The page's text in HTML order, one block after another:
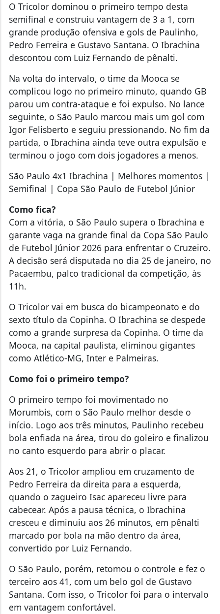
O Tricolor dominou o primeiro tempo desta
semifinal e construiu vantagem de 3 a 1, com
grande produção ofensiva e gols de Paulinho,
Pedro Ferreira e Gustavo Santana. O Ibrachina
descontou com Luiz Fernando de pênalti.
Na volta do intervalo, o time da Mooca se
complicou logo no primeiro minuto, quando GB
parou um contra-ataque e foi expulso. No lance
seguinte, o São Paulo marcou mais um gol com
Igor Felisberto e seguiu pressionando. No fim da
partida, o Ibrachina ainda teve outra expulsão e
terminou o jogo com dois jogadores a menos.
São Paulo 4x1 Ibrachina | Melhores momentos |
Semifinal | Copa São Paulo de Futebol Júnior
Como fica?
Com a vitória, o São Paulo supera o Ibrachina e
garante vaga na grande final da Copa São Paulo
de Futebol Júnior 2026 para enfrentar o Cruzeiro.
A decisão será disputada no dia 25 de janeiro, no
Pacaembu, palco tradicional da competição, às
11h.
O Tricolor vai em busca do bicampeonato e do
sexto título da Copinha. O Ibrachina se despede
como a grande surpresa da Copinha. O time da
Mooca, na capital paulista, eliminou gigantes
como Atlético-MG, Inter e Palmeiras.
Como foi o primeiro tempo?
O primeiro tempo foi movimentado no
Morumbis, com o São Paulo melhor desde o
início. Logo aos três minutos, Paulinho recebeu
bola enfiada na área, tirou do goleiro e finalizou
no canto esquerdo para abrir o placar.
Aos 21, o Tricolor ampliou em cruzamento de
Pedro Ferreira da direita para a esquerda,
quando o zagueiro Isac apareceu livre para
cabecear. Após a pausa técnica, o Ibrachina
cresceu e diminuiu aos 26 minutos, em pênalti
marcado por bola na mão dentro da área,
convertido por Luiz Fernando.
O São Paulo, porém, retomou o controle e fez o
terceiro aos 41, com um belo gol de Gustavo
Santana. Com isso, o Tricolor foi para o intervalo
em vantagem confortável.